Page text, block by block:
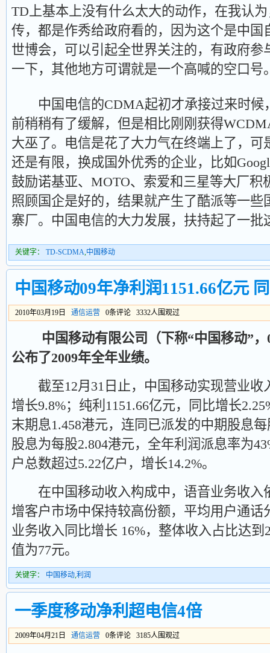
TD上基本上没有什么太大的动作，在我认
传，都是作秀给政府看的，因为这个是中国
世博会，可以引起全世界关注的，有政府参
一下，其他地方可谓就是一个高喊的空口号
中国电信的CDMA起初才承接过来时候
前稍稍有了缓解，但是相比刚刚获得
大巫了。电信是花了大力气在终端上了，可
还是有限，换成国外优秀的企业，比如
鼓励诺基亚、MOTO、索爱和三星等大厂积
照顾国企是好的，结果就产生了酷派等一些
寨厂。中国电信的大力发展，扶持起了一批
关键字： TD-SCDMA,中国移动
中国移动09年净利润1151.66亿元
2010年03月19日 通信运营 0条评论 3332人围观过
中国移动有限公司（下称“中国移动”，
公布了2009年全年业绩。
截至12月31日止，中国移动实现营业收
增长9.8%；纯利1151.66亿元，同比增长
末期息1.458港元，连同已派发的中期股息
股息为每股2.804港元，全年利润派息率为
户总数超过5.22亿户，增长14.2%。
在中国移动收入构成中，语音业务收入
增客户市场中保持较高份额，平均用户通话
业务收入同比增长 16%，整体收入占比达到
值为77元。
关键字： 中国移动,利润
一季度移动净利超电信4倍
2009年04月21日 通信运营 0条评论 3185人围观过